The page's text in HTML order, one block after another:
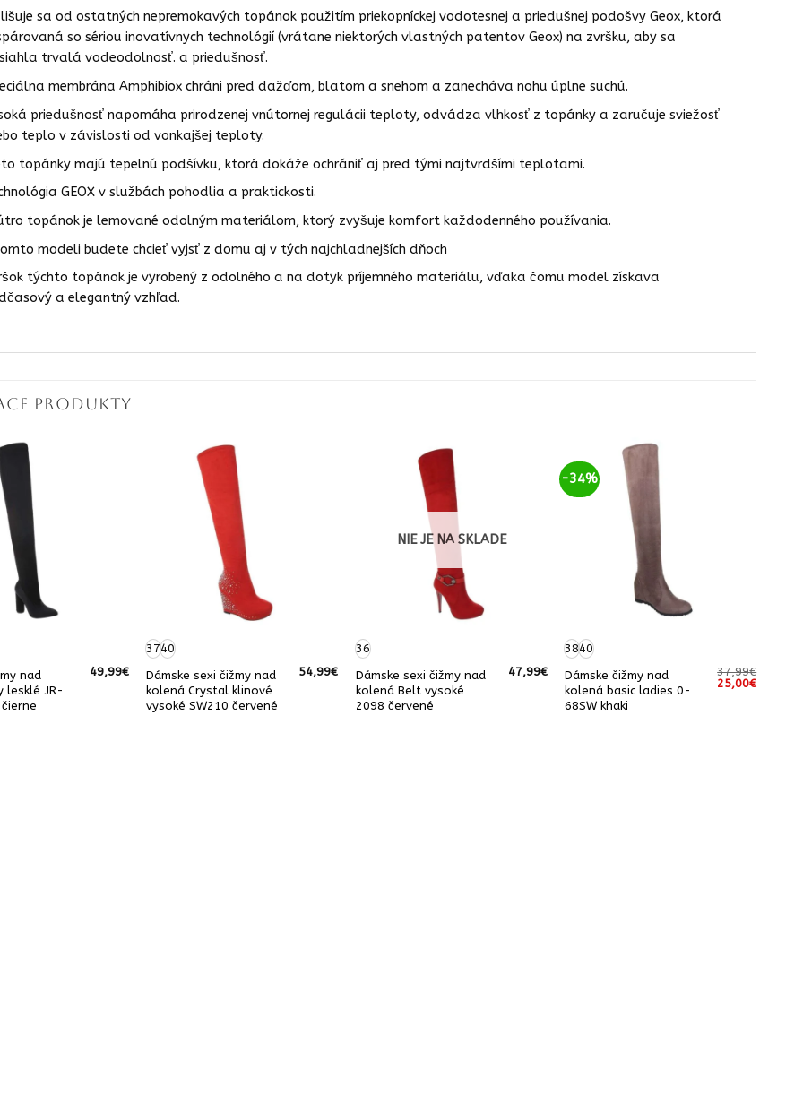
sa od ostatných nepremokavých topánok použitím priekopníckej vodotesnej a priedušnej podošvy Geox, ktorá
so sériou inovatívnych technológií (vrátane niektorých vlastných patentov Geox) na zvršku, aby sa
trvalá vodeodolnosť. a priedušnosť.
membrána Amphibiox chráni pred dažďom, blatom a snehom a zanecháva nohu úplne suchú.
priedušnosť napomáha prirodzenej vnútornej regulácii teploty, odvádza vlhkosť z topánky a zaručuje sviežosť
teplo v závislosti od vonkajšej teploty.
topánky majú tepelnú podšívku, ktorá dokáže ochrániť aj pred tými najtvrdšími teplotami.
GEOX v službách pohodlia a praktickosti.
topánok je lemované odolným materiálom, ktorý zvyšuje komfort každodenného používania.
modeli budete chcieť vyjsť z domu aj v tých najchladnejších dňoch
týchto topánok je vyrobený z odolného a na dotyk príjemného materiálu, vďaka čomu model získava
a elegantný vzhľad.
PRODUKTY
nad
lesklé JR-
49,99€
3740
Dámske sexi čižmy nad
kolená Crystal klinové
vysoké SW210 červené
54,99€
NIE JE NA SKLADE
36
Dámske sexi čižmy nad
kolená Belt vysoké
2098 červené
47,99€
-34%
3840
Dámske čižmy nad
kolená basic ladies 0-
68SW khaki
37,99€
Pôvodná
cena
25,00€